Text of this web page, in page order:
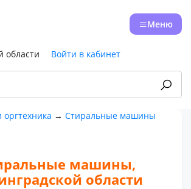
Меню
области Войти в кабинет
→ Стиральные машины
машины,
области